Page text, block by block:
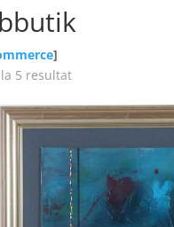
]
5 resultat